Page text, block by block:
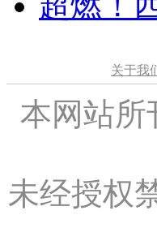
关于我
本网站所
未经授权